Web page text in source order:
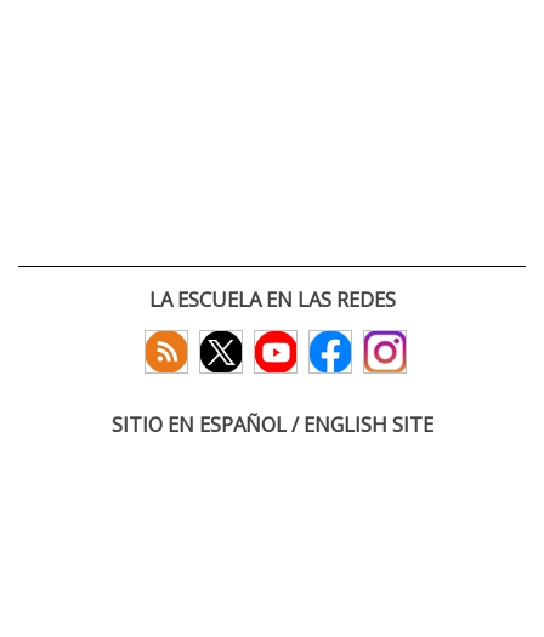
LA ESCUELA EN LAS REDES
SITIO EN ESPAÑOL / ENGLISH SITE